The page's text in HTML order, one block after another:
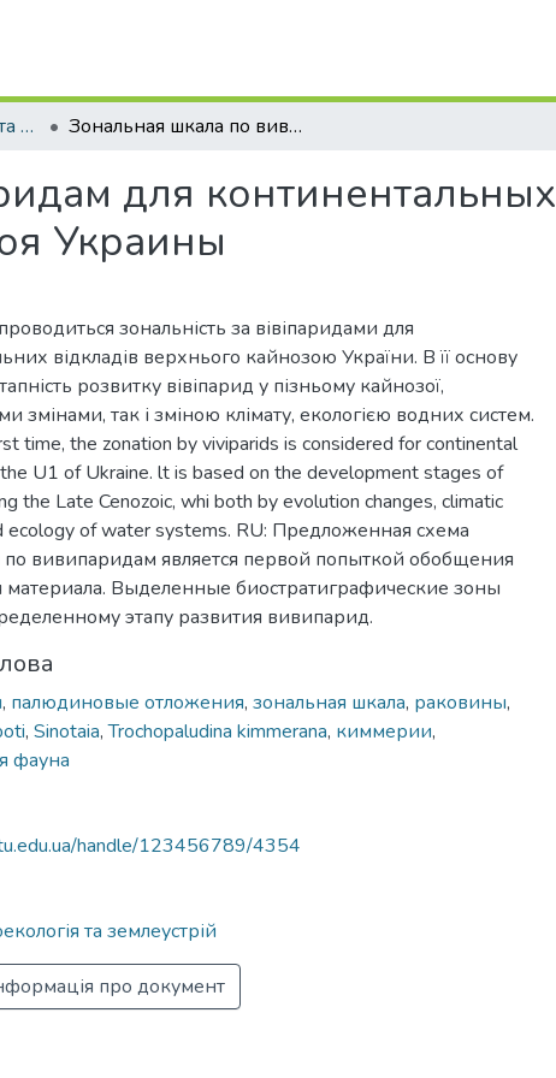
Кафедра Геоекологія та землеустрій Зональная шкала по вивипаридам для континентальных отложений верхнего кайнозоя Украины
для континентальных
Украины
зональність за вівіпаридами для
відкладів верхнього кайнозою України. В її основу
розвитку вівіпарид у пізньому кайнозої,
змінами, так і зміною клімату, екологією водних систем.
time, the zonation by viviparids is considered for continental
U1 of Ukraine. lt is based on the development stages of
the Late Cenozoic, whi both by evolution changes, climatic
ecology of water systems. RU: Предложенная схема
по вивипаридам является первой попыткой обобщения
Выделенные биостратиграфические зоны
этапу развития вивипарид.
, палюдиновые отложения, зональная шкала, раковины,
, Sinotaia,Trochopaludina kimmerana, киммерии,
фауна
handle/123456789/4354
та землеустрій
про документ